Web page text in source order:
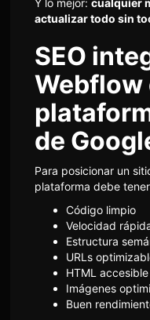
Y lo mejor: cualquier
actualizar todo sin
SEO
Webflow
de
Para posicionar un
plataforma debe
Código limpio
Velocidad
Estructura
URLs
HTML accesible
Imágenes
Buen